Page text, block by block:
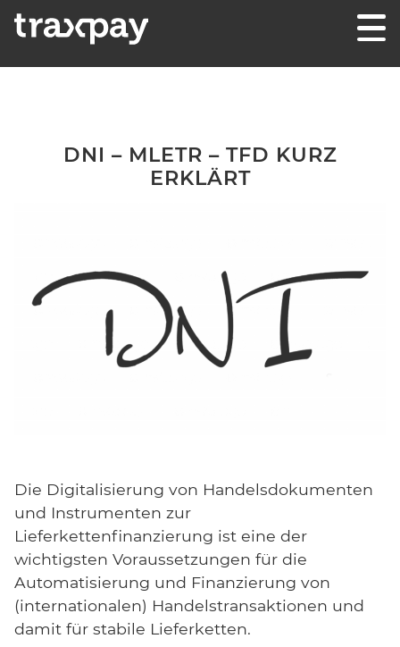
Skip to content
DNI – MLETR – TFD KURZ
ERKLÄRT
Die Digitalisierung von Handelsdokumenten
und Instrumenten zur
Lieferkettenfinanzierung ist eine der
wichtigsten Voraussetzungen für die
Automatisierung und Finanzierung von
(internationalen) Handelstransaktionen und
damit für stabile Lieferketten.